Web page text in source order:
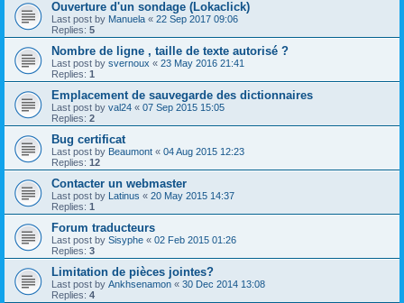
Ouverture d'un sondage (Lokaclick)
Last post by Manuela « 22 Sep 2017 09:06
Replies: 5
Nombre de ligne , taille de texte autorisé ?
Last post by svernoux « 23 May 2016 21:41
Replies: 1
Emplacement de sauvegarde des dictionnaires
Last post by val24 « 07 Sep 2015 15:05
Replies: 2
Bug certificat
Last post by Beaumont « 04 Aug 2015 12:23
Replies: 12
Contacter un webmaster
Last post by Latinus « 20 May 2015 14:37
Replies: 1
Forum traducteurs
Last post by Sisyphe « 02 Feb 2015 01:26
Replies: 3
Limitation de pièces jointes?
Last post by Ankhsenamon « 30 Dec 2014 13:08
Replies: 4